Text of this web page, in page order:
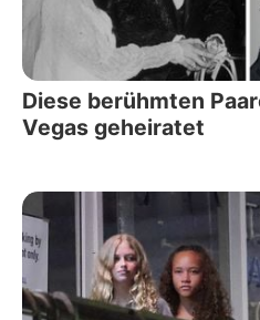
Diese berühmten
Vegas geheiratet